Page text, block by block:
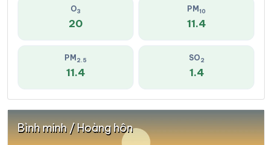
O3
20
PM 10
11.4
PM 2.5
11.4
SO2
1.4
Bình minh / Hoàng hôn